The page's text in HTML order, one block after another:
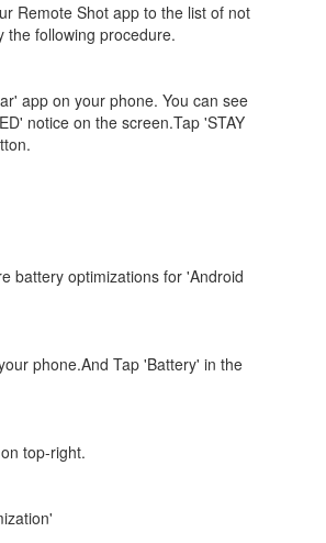
Remote Shot app to the list of not
the following procedure.
app on your phone. You can see
notice on the screen.Tap 'STAY
battery optimizations for 'Android
phone.And Tap 'Battery' in the
top-right.